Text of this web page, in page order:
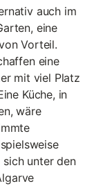
auch im
eine
Vorteil.
eine
mit viel Platz
Küche, in
wäre
sich unter den